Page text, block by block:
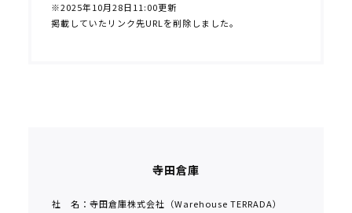
※2025年10月28日11:00更新
掲載していたリンク先URLを削除しました。
寺田倉庫
社 名：寺田倉庫株式会社（Warehouse TERRADA）